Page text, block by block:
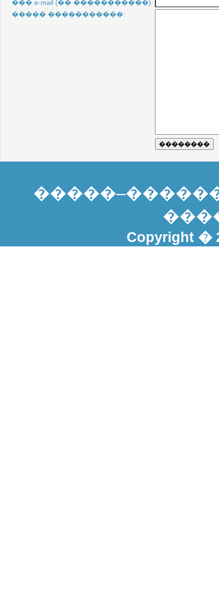
��� e-mail (�� �����������):
����� �����������:
Copyright �